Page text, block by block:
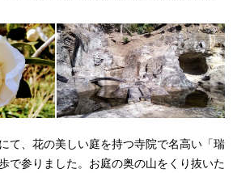
て、花の美しい庭を持つ寺院で名高い「瑞
で参りました。お庭の奥の山をくり抜いた